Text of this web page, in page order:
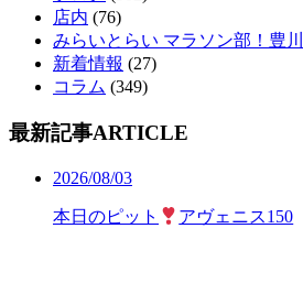
店内 (76)
みらいとらい マラソン部！豊
新着情報 (27)
コラム (349)
最新記事ARTICLE
2026/08/03
本日のピット アヴェニス150